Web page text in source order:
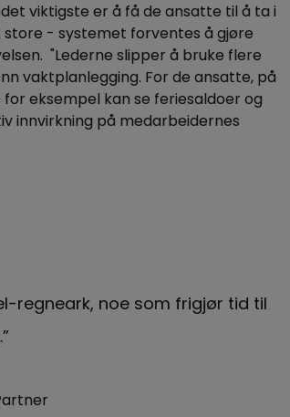
viktigste er å få de ansatte til å ta i
store - systemet forventes å gjøre
"Lederne slipper å bruke flere
vaktplanlegging. For de ansatte, på
eksempel kan se feriesaldoer og
innvirkning på medarbeidernes
regneark, noe som frigjør tid til